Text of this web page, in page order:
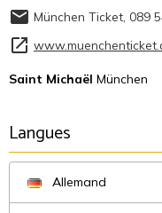
München Ticket, 089
Saint Michaël München
Langues
Allemand